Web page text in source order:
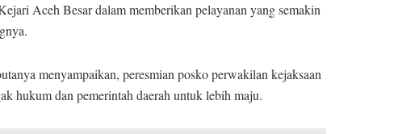
Aceh Besar dalam memberikan pelayanan yang semakin
menyampaikan, peresmian posko perwakilan kejaksaan
hukum dan pemerintah daerah untuk lebih maju.